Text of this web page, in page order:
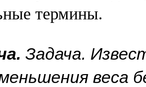
термины.
Задача.
веса